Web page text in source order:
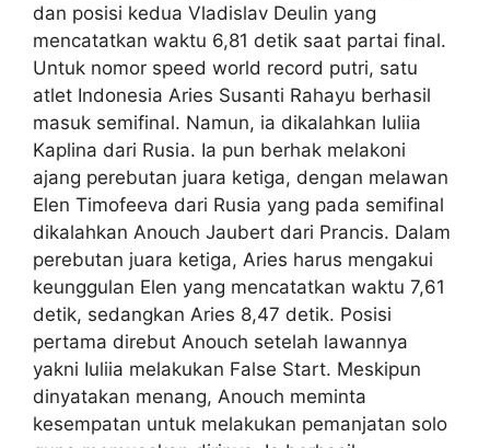
dan posisi kedua Vladislav Deulin yang
mencatatkan waktu 6,81 detik saat partai final.
Untuk nomor speed world record putri, satu
atlet Indonesia Aries Susanti Rahayu berhasil
masuk semifinal. Namun, ia dikalahkan Iuliia
Kaplina dari Rusia. Ia pun berhak melakoni
ajang perebutan juara ketiga, dengan melawan
Elen Timofeeva dari Rusia yang pada semifinal
dikalahkan Anouch Jaubert dari Prancis. Dalam
perebutan juara ketiga, Aries harus mengakui
keunggulan Elen yang mencatatkan waktu 7,61
detik, sedangkan Aries 8,47 detik. Posisi
pertama direbut Anouch setelah lawannya
yakni Iuliia melakukan False Start. Meskipun
dinyatakan menang, Anouch meminta
kesempatan untuk melakukan pemanjatan solo